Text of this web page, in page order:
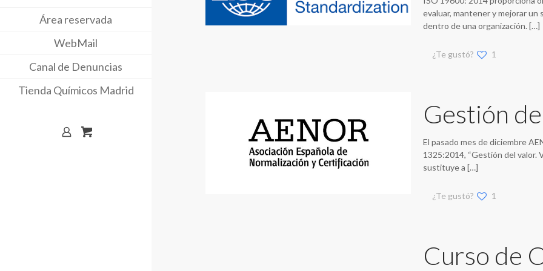
Área reservada
WebMail
Canal de Denuncias
Tienda Químicos Madrid
evaluar, mantener y mejorar
dentro de una organización. […]
¿Te gustó? 1
Gestión
El pasado mes de diciembre
1325:2014, “Gestión del valor.
sustituye a […]
¿Te gustó? 1
Curso de